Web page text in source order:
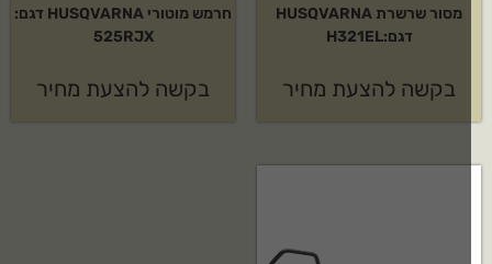
מסור שרשרת HUSQVARNA
דגם:H321EL
בקשה להצעת מחיר
חרמש מוטורי HUSQVARNA דגם:
525RJX
בקשה להצעת מחיר